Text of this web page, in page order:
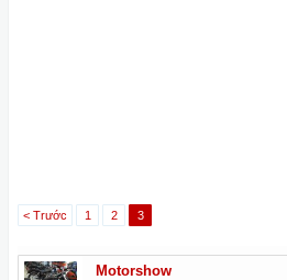
< Trước 1 2 3
Motorshow